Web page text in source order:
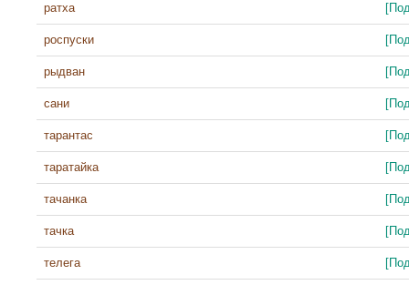
ратха
роспуски
рыдван
сани
тарантас
таратайка
тачанка
тачка
телега